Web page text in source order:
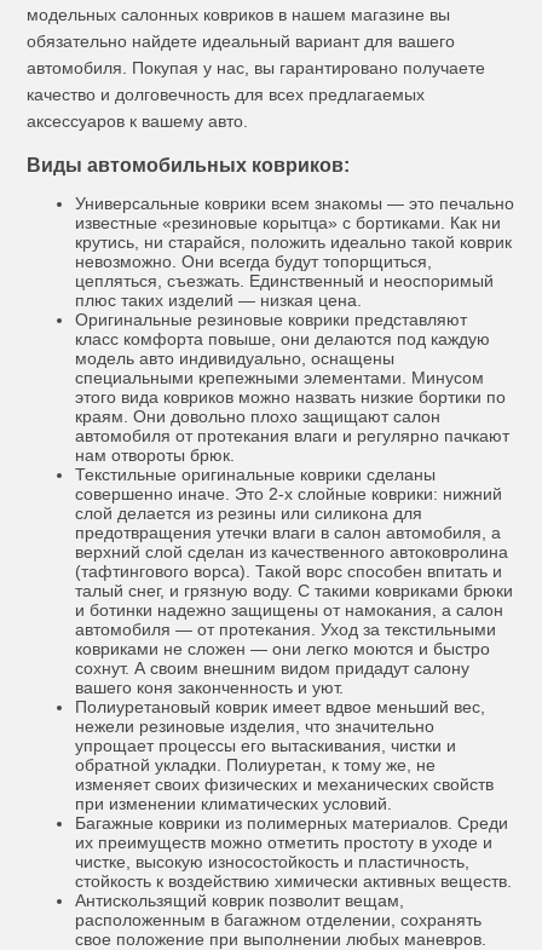
модельных салонных ковриков в нашем магазине вы
обязательно найдете идеальный вариант для вашего
автомобиля. Покупая у нас, вы гарантировано получаете
качество и долговечность для всех предлагаемых
аксессуаров к вашему авто.
Виды автомобильных ковриков:
Универсальные коврики всем знакомы — это печально
известные «резиновые корытца» с бортиками. Как ни
крутись, ни старайся, положить идеально такой коврик
невозможно. Они всегда будут топорщиться,
цепляться, съезжать. Единственный и неоспоримый
плюс таких изделий — низкая цена.
Оригинальные резиновые коврики представляют
класс комфорта повыше, они делаются под каждую
модель авто индивидуально, оснащены
специальными крепежными элементами. Минусом
этого вида ковриков можно назвать низкие бортики по
краям. Они довольно плохо защищают салон
автомобиля от протекания влаги и регулярно пачкают
нам отвороты брюк.
Текстильные оригинальные коврики сделаны
совершенно иначе. Это 2-х слойные коврики: нижний
слой делается из резины или силикона для
предотвращения утечки влаги в салон автомобиля, а
верхний слой сделан из качественного автоковролина
(тафтингового ворса). Такой ворс способен впитать и
талый снег, и грязную воду. С такими ковриками брюки
и ботинки надежно защищены от намокания, а салон
автомобиля — от протекания. Уход за текстильными
ковриками не сложен — они легко моются и быстро
сохнут. А своим внешним видом придадут салону
вашего коня законченность и уют.
Полиуретановый коврик имеет вдвое меньший вес,
нежели резиновые изделия, что значительно
упрощает процессы его вытаскивания, чистки и
обратной укладки. Полиуретан, к тому же, не
изменяет своих физических и механических свойств
при изменении климатических условий.
Багажные коврики из полимерных материалов. Среди
их преимуществ можно отметить простоту в уходе и
чистке, высокую износостойкость и пластичность,
стойкость к воздействию химически активных веществ.
Антискользящий коврик позволит вещам,
расположенным в багажном отделении, сохранять
свое положение при выполнении любых маневров.